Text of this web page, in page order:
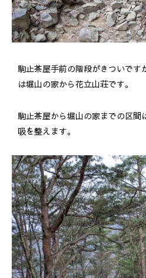
駒止茶屋手前の階段がきついです
は堀山の家から花立山荘です。
駒止茶屋から堀山の家までの区間
吸を整えます。